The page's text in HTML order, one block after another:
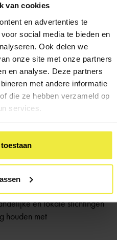
van cookies
en advertenties te
social media te bieden en
Ook delen we
onze site met onze partners
en analyse. Deze partners
met andere informatie
die ze hebben verzameld op
services.
en onderwijs. Daarnaast
spellen doen,
en veel ontdekken, uit-
creëren.
voor (hoog)begaafde
en voor (hoog)begaafde
voorbereiding op het leren
de middelbare school.
Hoogbegaafd. Hier
en lokale stichtingen
houden met